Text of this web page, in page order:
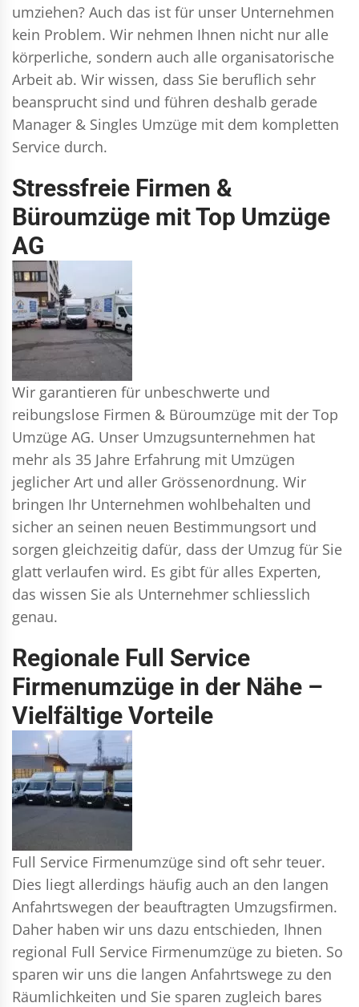
umziehen? Auch das ist für unser Unternehmen
kein Problem. Wir nehmen Ihnen nicht nur alle
körperliche, sondern auch alle organisatorische
Arbeit ab. Wir wissen, dass Sie beruflich sehr
beansprucht sind und führen deshalb gerade
Manager & Singles Umzüge mit dem kompletten
Service durch.
Stressfreie Firmen &
Büroumzüge mit Top Umzüge
AG
Wir garantieren für unbeschwerte und
reibungslose Firmen & Büroumzüge mit der Top
Umzüge AG. Unser Umzugsunternehmen hat
mehr als 35 Jahre Erfahrung mit Umzügen
jeglicher Art und aller Grössenordnung. Wir
bringen Ihr Unternehmen wohlbehalten und
sicher an seinen neuen Bestimmungsort und
sorgen gleichzeitig dafür, dass der Umzug für Sie
glatt verlaufen wird. Es gibt für alles Experten,
das wissen Sie als Unternehmer schliesslich
genau.
Regionale Full Service
Firmenumzüge in der Nähe –
Vielfältige Vorteile
Full Service Firmenumzüge sind oft sehr teuer.
Dies liegt allerdings häufig auch an den langen
Anfahrtswegen der beauftragten Umzugsfirmen.
Daher haben wir uns dazu entschieden, Ihnen
regional Full Service Firmenumzüge zu bieten. So
sparen wir uns die langen Anfahrtswege zu den
Räumlichkeiten und Sie sparen zugleich bares